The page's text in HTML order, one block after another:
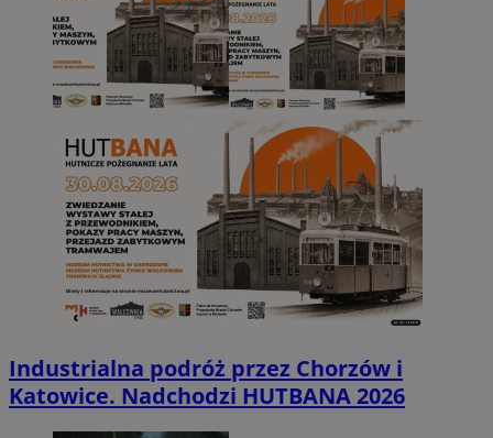
Industrialna podróż przez Chorzów i
Katowice. Nadchodzi HUTBANA 2026